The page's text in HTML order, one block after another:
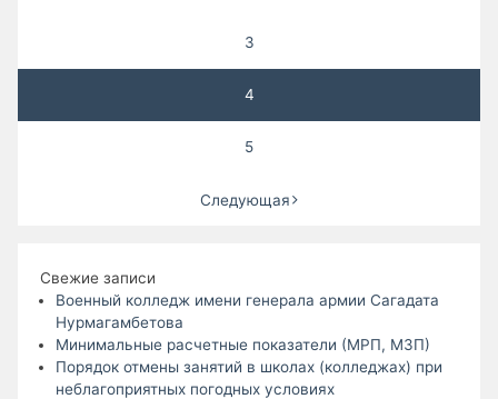
3
4
5
Следующая
Свежие записи
Военный колледж имени генерала армии Сагадата
Нурмагамбетова
Минимальные расчетные показатели (МРП, МЗП)
Порядок отмены занятий в школах (колледжах) при
неблагоприятных погодных условиях